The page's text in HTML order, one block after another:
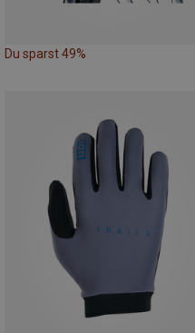
Du sparst 49%